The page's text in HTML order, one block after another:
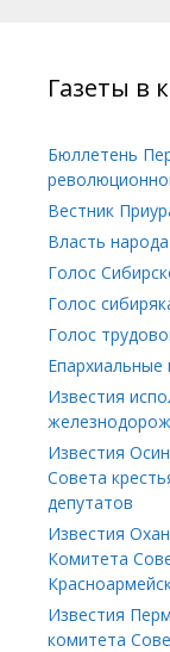
Газеты в
Бюллетень
Вестник
Власть народа
Голос
Голос
Голос
Епархиальные
Известия
Известия
Совета
депутатов
Известия
Комитета
Известия
комитета